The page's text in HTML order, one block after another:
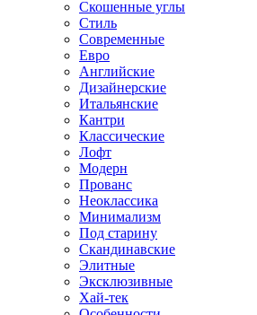
Скошенные углы
Стиль
Современные
Евро
Английские
Дизайнерские
Итальянские
Кантри
Классические
Лофт
Модерн
Прованс
Неоклассика
Минимализм
Под старину
Скандинавские
Элитные
Эксклюзивные
Хай-тек